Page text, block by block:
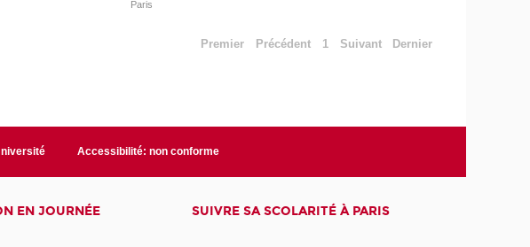
Paris
Premier Précédent 1 Suivant Dernier
Accessibilité: non conforme
EN JOURNÉE SUIVRE SA SCOLARITÉ À PARIS